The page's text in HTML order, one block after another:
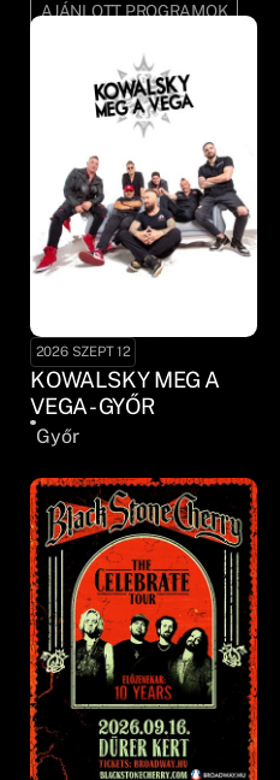
AJÁNLOTT PROGRAMOK
2026 SZEPT 12
KOWALSKY MEG A
VEGA - GYŐR
Győr